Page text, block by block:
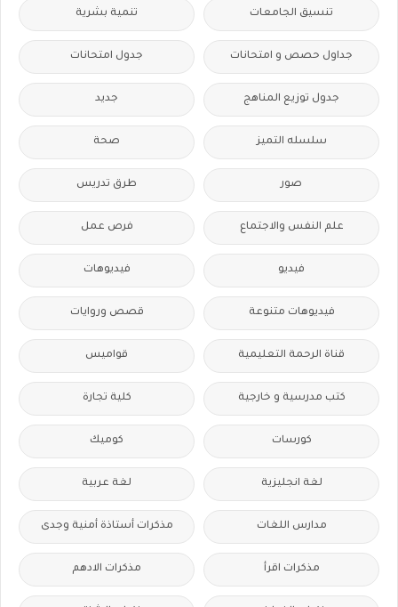
تنسيق الجامعات تنمية بشرية
جداول حصص و امتحانات جدول امتحانات
جدول توزيع المناهج جديد
سلسله التميز صحة
صور طرق تدريس
علم النفس والاجتماع فرص عمل
فيديو فيديوهات
فيديوهات متنوعة قصص وروايات
قناة الرحمة التعليمية قواميس
كتب مدرسية و خارجية كلية تجارة
كورسات كوميك
لغة انجليزية لغة عربية
مدارس اللغات مذكرات أستاذة أمنية وجدى
مذكرات اقرأ مذكرات الادهم